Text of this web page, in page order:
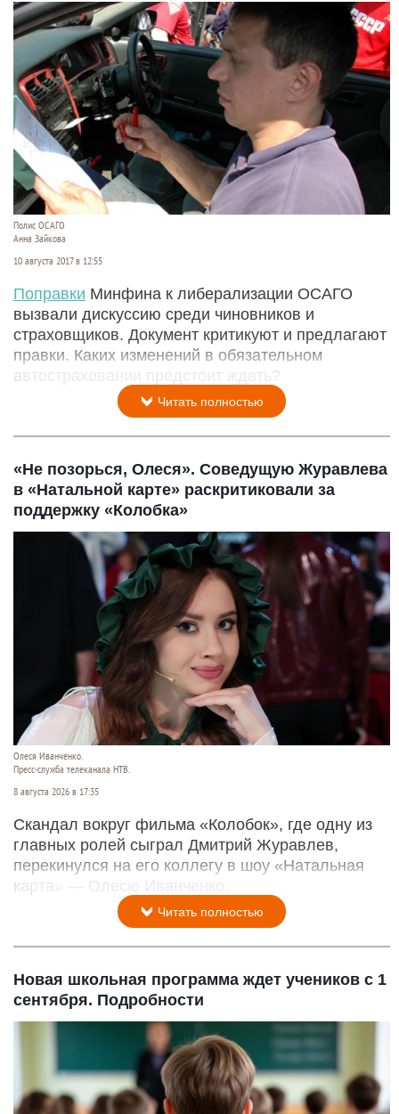
Полис ОСАГО
Анна Зайкова
10 августа 2017 в 12:55
Поправки Минфина к либерализации ОСАГО
вызвали дискуссию среди чиновников и
страховщиков. Документ критикуют и предлагают
правки. Каких изменений в обязательном
автостраховании предстоит ждать?
Читать полностью
«Не позорься, Олеся». Соведущую Журавлева
в «Натальной карте» раскритиковали за
поддержку «Колобка»
Олеся Иванченко.
Пресс-служба телеканала НТВ.
8 августа 2026 в 17:35
Скандал вокруг фильма «Колобок», где одну из
главных ролей сыграл Дмитрий Журавлев,
перекинулся на его коллегу в шоу «Натальная
карта» — Олесю Иванченко.
Читать полностью
Новая школьная программа ждет учеников с 1
сентября. Подробности